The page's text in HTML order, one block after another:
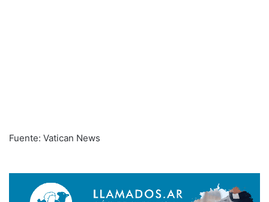
Fuente: Vatican News